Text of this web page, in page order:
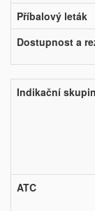
Příbalový leták
Dostupnost a
Indikační
ATC